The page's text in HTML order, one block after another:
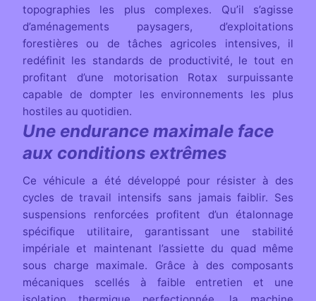
topographies les plus complexes. Qu’il s’agisse
d’aménagements paysagers, d’exploitations
forestières ou de tâches agricoles intensives, il
redéfinit les standards de productivité, le tout en
profitant d’une motorisation Rotax surpuissante
capable de dompter les environnements les plus
hostiles au quotidien.
Une endurance maximale face
aux conditions extrêmes
Ce véhicule a été développé pour résister à des
cycles de travail intensifs sans jamais faiblir. Ses
suspensions renforcées profitent d’un étalonnage
spécifique utilitaire, garantissant une stabilité
impériale et maintenant l’assiette du quad même
sous charge maximale. Grâce à des composants
mécaniques scellés à faible entretien et une